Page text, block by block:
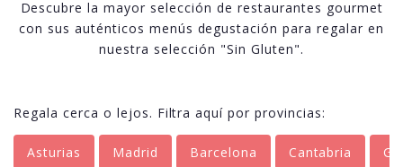
Descubre la mayor selección de restaurantes gourmet
con sus auténticos menús degustación para regalar en
nuestra selección "Sin Gluten".
Regala cerca o lejos. Filtra aquí por provincias:
Asturias Madrid Barcelona Cantabria